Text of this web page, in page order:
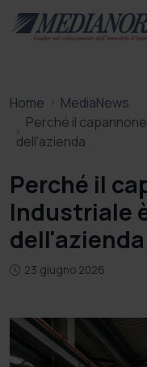
Home
MediaNews
Perché il
dell'azienda
Perché il
Industriale
dell'azienda
23 giugno 2026